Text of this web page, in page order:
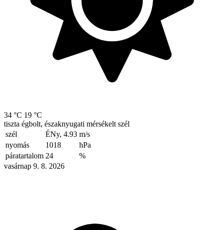
34 °C 19 °C
tiszta égbolt, északnyugati mérsékelt szél
szél
ÉNy, 4.93 m/s
nyomás
1018
hPa
páratartalom 24
%
vasárnap 9. 8. 2026